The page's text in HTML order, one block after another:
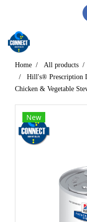
Home All products
Hill's® Prescription
Chicken & Vegetable
New